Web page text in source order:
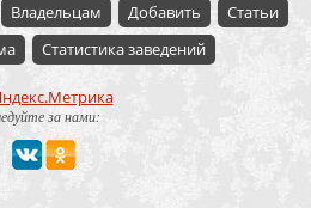
Владельцам Добавить
Статьи
Статистика заведений
за нами: